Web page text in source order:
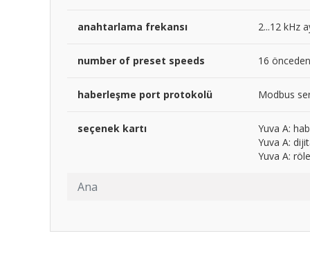
Ana
anahtarlama frekansı 2...12 kHz
number of preset speeds 16
haberleşme port protokolü Modbus
seçenek kartı
Yuva A:
Yuva A:
Yuva A: röle